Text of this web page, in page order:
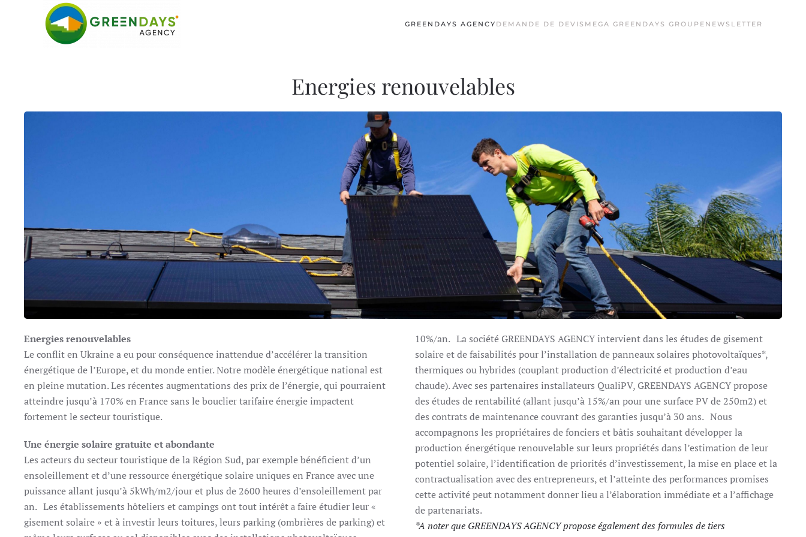
Skip to main content GREENDAYS AGENCY DEMANDE DE DEVIS MEGA GREENDAYS GROUPE NEWSLETTER
Energies renouvelables
Energies renouvelables
Le conflit en Ukraine a eu pour conséquence inattendue d’accélérer la transition
énergétique de l’Europe, et du monde entier. Notre modèle énergétique national est
en pleine mutation. Les récentes augmentations des prix de l’énergie, qui pourraient
atteindre jusqu’à 170% en France sans le bouclier tarifaire énergie impactent
fortement le secteur touristique.
Une énergie solaire gratuite et abondante
Les acteurs du secteur touristique de la Région Sud, par exemple bénéficient d’un
ensoleillement et d’une ressource énergétique solaire uniques en France avec une
puissance allant jusqu’à 5kWh/m2/jour et plus de 2600 heures d’ensoleillement par
an. Les établissements hôteliers et campings ont tout intérêt а faire étudier leur «
gisement solaire » et à investir leurs toitures, leurs parking (ombrières de parking) et
10%/an. La société GREENDAYS AGENCY intervient dans les études de gisement
solaire et de faisabilités pour l’installation de panneaux solaires photovoltaïques*,
thermiques ou hybrides (couplant production d’électricité et production d’eau
chaude). Avec ses partenaires installateurs QualiPV, GREENDAYS AGENCY propose
des études de rentabilité (allant jusqu’à 15%/an pour une surface PV de 250m2) et
des contrats de maintenance couvrant des garanties jusqu’à 30 ans. Nous
accompagnons les propriétaires de fonciers et bâtis souhaitant développer la
production énergétique renouvelable sur leurs propriétés dans l’estimation de leur
potentiel solaire, l’identification de priorités d’investissement, la mise en place et la
contractualisation avec des entrepreneurs, et l’atteinte des performances promises
cette activité peut notamment donner lieu а l’élaboration immédiate et а l’affichage
de partenariats.
*A noter que GREENDAYS AGENCY propose également des formules de tiers